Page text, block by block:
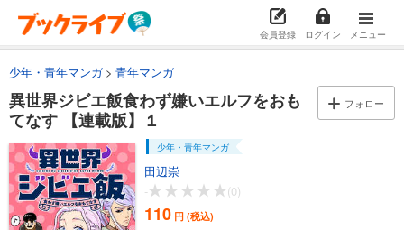
会員登録 ログイン メニュー
少年・青年マンガ 青年マンガ
異世界ジビエ飯食わず嫌いエルフをおも
てなす 【連載版】１
フォロー
少年・青年マンガ
田辺崇
-
(0)
110 円 (税込)